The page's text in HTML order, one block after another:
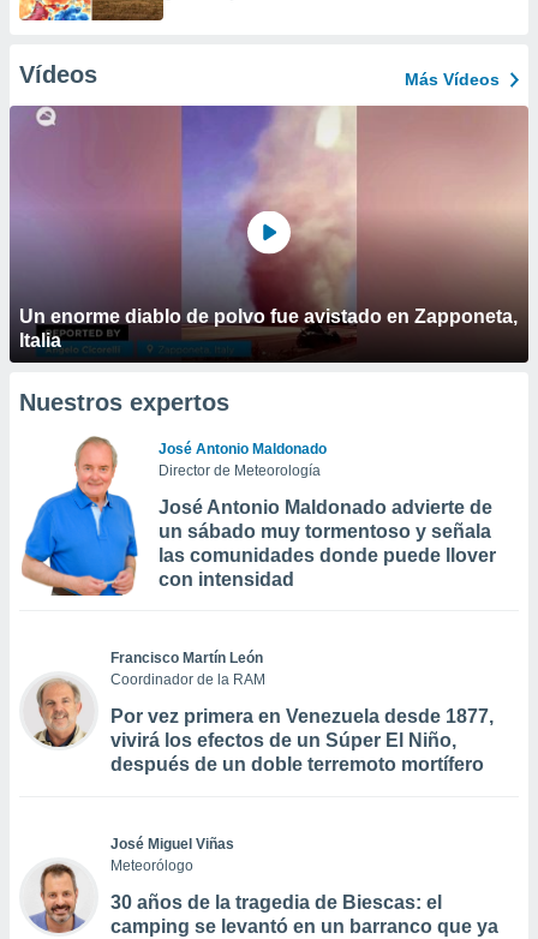
Vídeos Más Vídeos
Un enorme diablo de polvo fue avistado en Zapponeta,
Italia
Nuestros expertos
José Antonio Maldonado
Director de Meteorología
José Antonio Maldonado advierte de
un sábado muy tormentoso y señala
las comunidades donde puede llover
con intensidad
Francisco Martín León
Coordinador de la RAM
Por vez primera en Venezuela desde 1877,
vivirá los efectos de un Súper El Niño,
después de un doble terremoto mortífero
José Miguel Viñas
Meteorólogo
30 años de la tragedia de Biescas: el
camping se levantó en un barranco que ya